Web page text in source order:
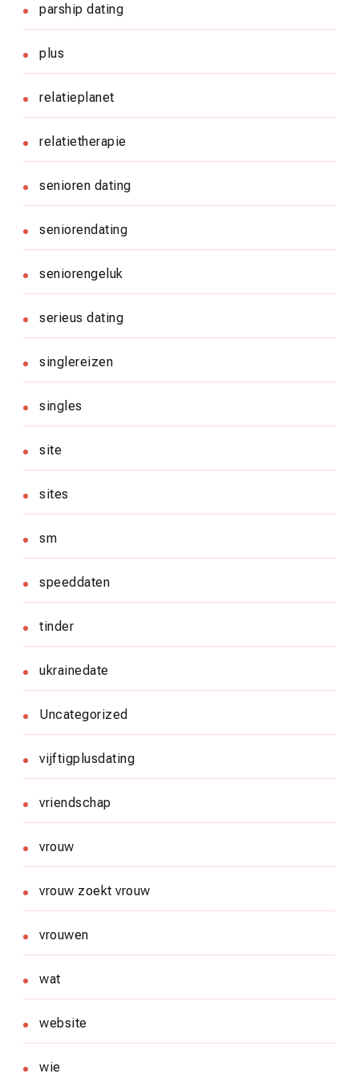
parship dating
plus
relatieplanet
relatietherapie
senioren dating
seniorendating
seniorengeluk
serieus dating
singlereizen
singles
site
sites
sm
speeddaten
tinder
ukrainedate
Uncategorized
vijftigplusdating
vriendschap
vrouw
vrouw zoekt vrouw
vrouwen
wat
website
wie